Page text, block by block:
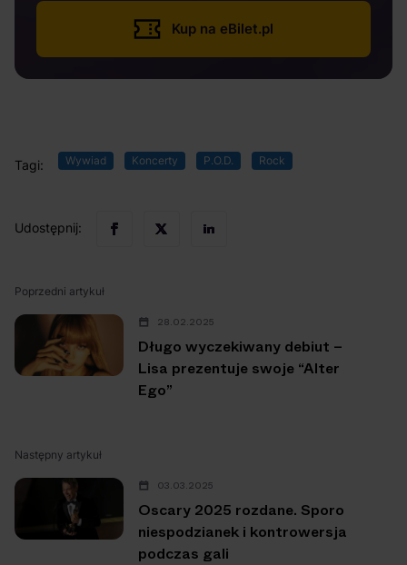
Kup na eBilet.pl
Tagi: Wywiad Koncerty P.O.D. Rock
Udostępnij:
Poprzedni artykuł
28.02.2025
Długo wyczekiwany debiut –
Lisa prezentuje swoje “Alter
Ego”
Następny artykuł
03.03.2025
Oscary 2025 rozdane. Sporo
niespodzianek i kontrowersja
podczas gali